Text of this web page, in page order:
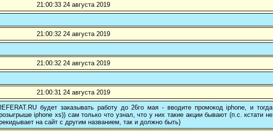
21:00:33 24 августа 2019
21:00:32 24 августа 2019
21:00:32 24 августа 2019
21:00:31 24 августа 2019
будет заказывать работу до 26го мая - вводите промокод iphone, и тогда
iphone xs)) сам только что узнал, что у них такие акции бывают (п.с. кстати не
на сайт с другим названием, так и должно быть)